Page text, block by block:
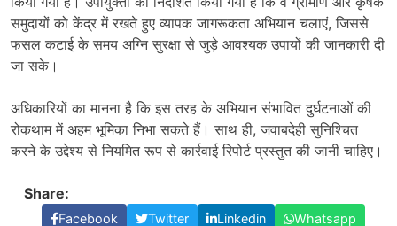
समुदायों को केंद्र में रखते हुए व्यापक जागरूकता अभियान चलाएं, जिससे
फसल कटाई के समय अग्नि सुरक्षा से जुड़े आवश्यक उपायों की जानकारी दी
जा सके।
अधिकारियों का मानना है कि इस तरह के अभियान संभावित दुर्घटनाओं की
रोकथाम में अहम भूमिका निभा सकते हैं। साथ ही, जवाबदेही सुनिश्चित
करने के उद्देश्य से नियमित रूप से कार्रवाई रिपोर्ट प्रस्तुत की जानी चाहिए।
Share:
Facebook Twitter Linkedin
Whatsapp